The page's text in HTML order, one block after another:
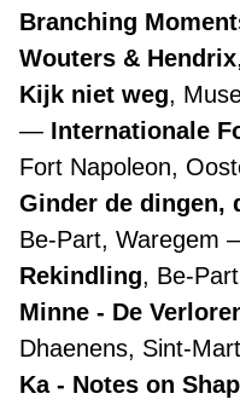
Branching
Wouters & Hendrix
Kijk niet weg,
Internationale
Fort Napoleon,
Ginder de dingen,
Be-Part, Waregem
Rekindling, Be-
Minne - De
Dhaenens, Sint-
Ka - Notes on